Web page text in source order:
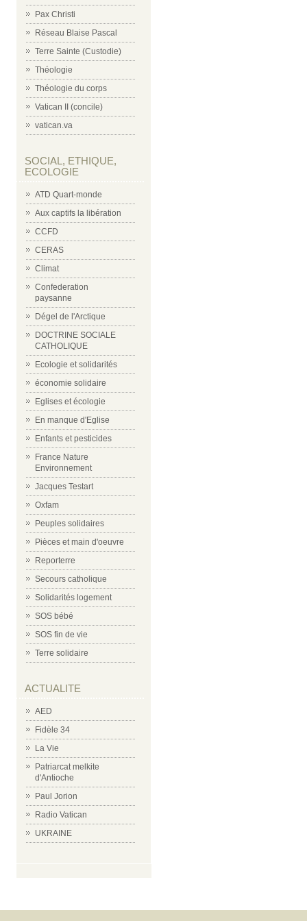
Pax Christi
Réseau Blaise Pascal
Terre Sainte (Custodie)
Théologie
Théologie du corps
Vatican II (concile)
vatican.va
SOCIAL, ETHIQUE,
ECOLOGIE
ATD Quart-monde
Aux captifs la libération
CCFD
CERAS
Climat
Confederation
paysanne
Dégel de l'Arctique
DOCTRINE SOCIALE
CATHOLIQUE
Ecologie et solidarités
économie solidaire
Eglises et écologie
En manque d'Eglise
Enfants et pesticides
France Nature
Environnement
Jacques Testart
Oxfam
Peuples solidaires
Pièces et main d'oeuvre
Reporterre
Secours catholique
Solidarités logement
SOS bébé
SOS fin de vie
Terre solidaire
ACTUALITE
AED
Fidèle 34
La Vie
Patriarcat melkite
d'Antioche
Paul Jorion
Radio Vatican
UKRAINE